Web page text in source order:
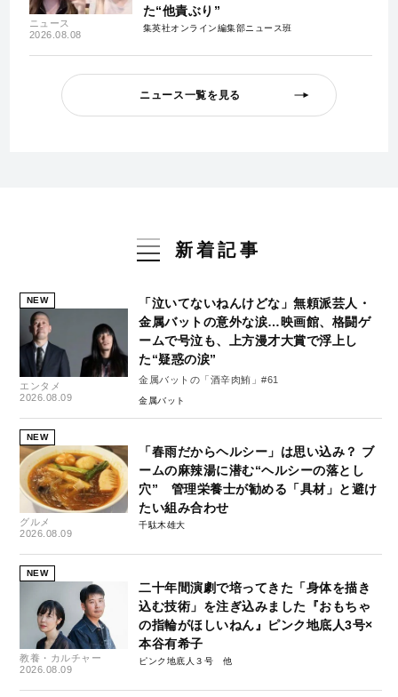
ニュース
2026.08.08
た“他責ぶり”
集英社オンライン編集部ニュース班
ニュース一覧を見る
新着記事
NEW
エンタメ
2026.08.09
「泣いてないねんけどな」無頼派芸人・
金属バットの意外な涙…映画館、格闘ゲ
ームで号泣も、上方漫才大賞で浮上し
た“疑惑の涙”
金属バットの「酒辛肉鮪」#61
金属バット
NEW
グルメ
2026.08.09
「春雨だからヘルシー」は思い込み？ ブ
ームの麻辣湯に潜む“ヘルシーの落とし
穴” 管理栄養士が勧める「具材」と避け
たい組み合わせ
千駄木雄大
NEW
教養・カルチャー
2026.08.09
二十年間演劇で培ってきた「身体を描き
込む技術」を注ぎ込みました『おもちゃ
の指輪がほしいねん』ピンク地底人3号×
本谷有希子
ピンク地底人３号